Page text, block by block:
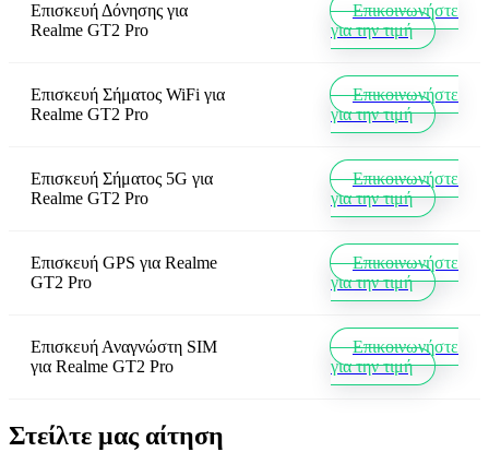
Επισκευή Δόνησης για
Realme GT2 Pro
Επικοινωνήστε
για την τιμή
Επισκευή Σήματος WiFi για
Realme GT2 Pro
Επικοινωνήστε
για την τιμή
Επισκευή Σήματος 5G για
Realme GT2 Pro
Επικοινωνήστε
για την τιμή
Επισκευή GPS για Realme
GT2 Pro
Επικοινωνήστε
για την τιμή
Επισκευή Αναγνώστη SIM
για Realme GT2 Pro
Επικοινωνήστε
για την τιμή
Στείλτε μας αίτηση